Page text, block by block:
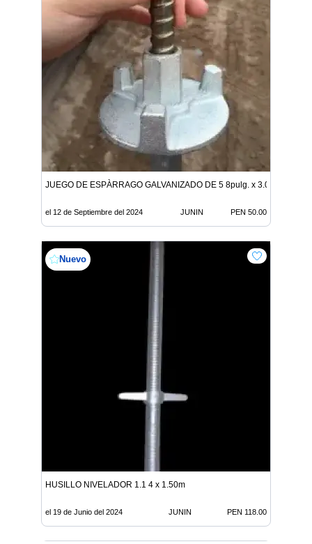
JUEGO DE ESPÀRRAGO GALVANIZADO DE 5 8pulg. x 3.00m.
el 12 de Septiembre del 2024 JUNIN PEN 50.00
Nuevo
HUSILLO NIVELADOR 1.1 4 x 1.50m
el 19 de Junio del 2024 JUNIN PEN 118.00